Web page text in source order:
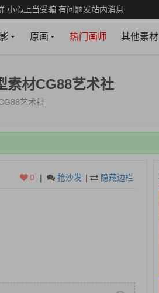
小心上当受骗 有问题发站内消息
原画 热门画师 其他素材
素材CG88艺术社
艺术社
些。
| 隐藏边栏
| 抢沙发
0